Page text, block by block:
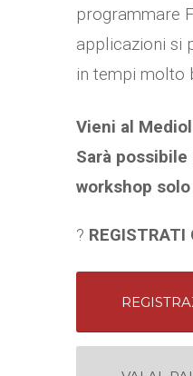
programmare
applicazioni si
in tempi molto
Vieni al
Sarà
workshop
? REGISTRATI